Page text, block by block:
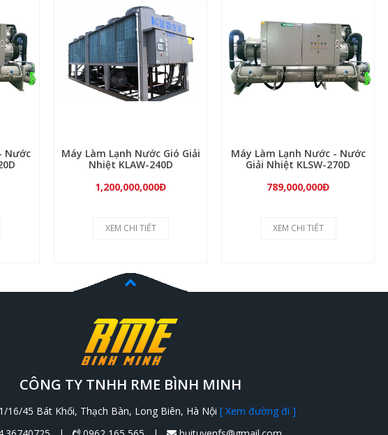
Nước
Máy Làm Lạnh Nước Gió Giải
Nhiệt KLAW-240D
1,200,000,000Đ
XEM CHI TIẾT
Máy Làm Lạnh Nước - Nước
Giải Nhiệt KLSW-270D
789,000,000Đ
XEM CHI TIẾT
CÔNG TY TNHH RME BÌNH MINH
16/45 Bát Khối, Thạch Bàn, Long Biên, Hà Nội [ Xem đường đi ]